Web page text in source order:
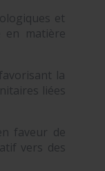
et
en matière
la
liées
faveur de
vers des